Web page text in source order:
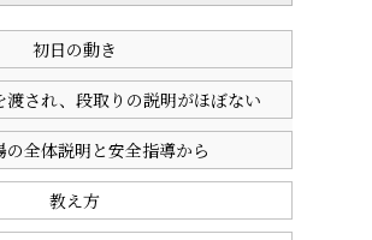
初日の動き
渡され、段取りの説明がほぼない
の全体説明と安全指導から
教え方